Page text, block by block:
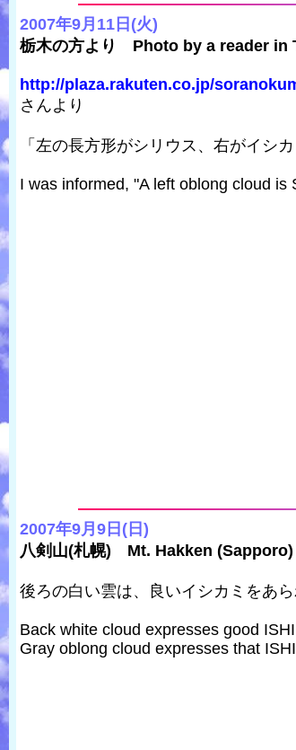
2007年9月11日(火)
栃木の方より Photo by a reader in
http://plaza.rakuten.co.jp/
さんより
「左の長方形がシリウス、右がイシ
I was informed, "A left oblong cloud
2007年9月9日(日)
八剣山(札幌) Mt. Hakken (Sapporo)
後ろの白い雲は、良いイシカミをあ
Back white cloud expresses good
Gray oblong cloud expresses that